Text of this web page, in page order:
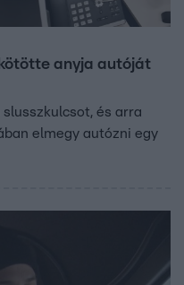
anyja autóját
és arra
elmegy autózni egy